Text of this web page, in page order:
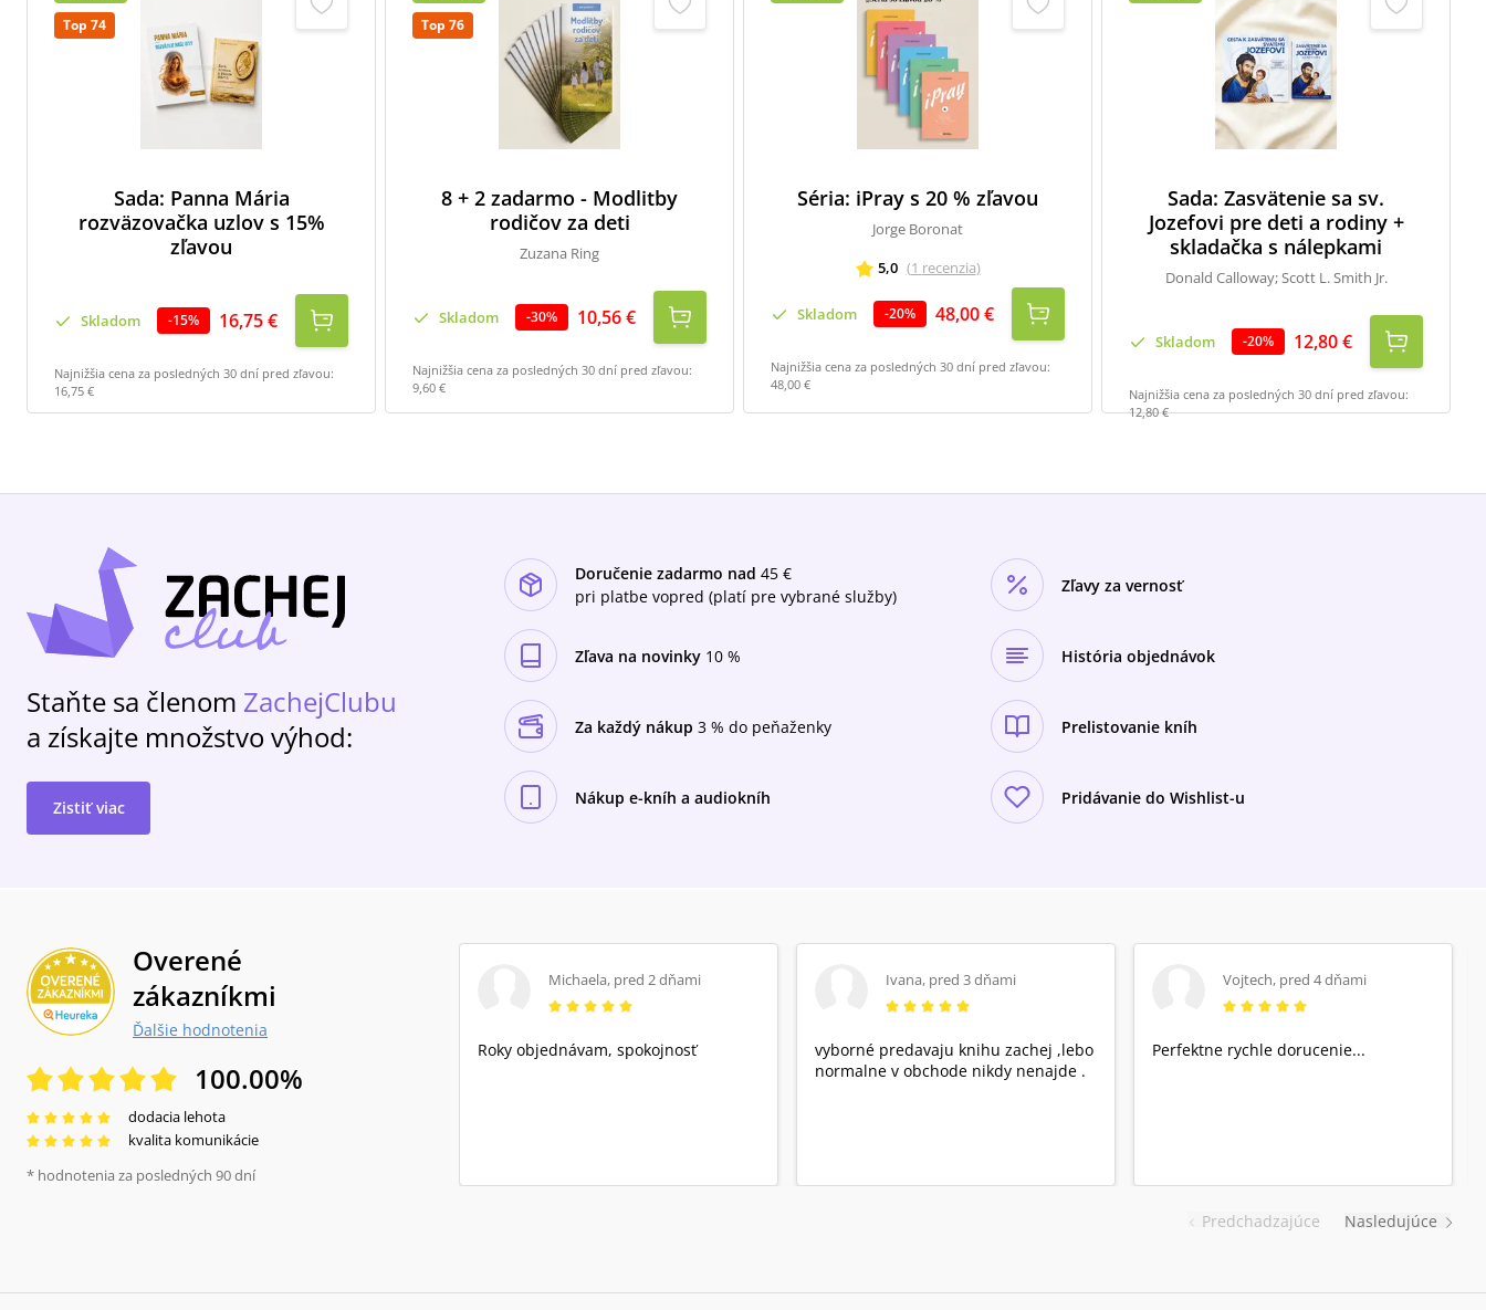
Top 74
Sada: Panna Mária
rozväzovačka uzlov s 15%
zľavou
Skladom -15% 16,75 €
Najnižšia cena za posledných 30 dní pred zľavou:
16,75 €
Top 76
8 + 2 zadarmo - Modlitby
rodičov za deti
Zuzana Ring
Skladom -30% 10,56 €
Najnižšia cena za posledných 30 dní pred zľavou:
9,60 €
Séria: iPray s 20 % zľavou
Jorge Boronat
5,0 (1 recenzia)
Skladom -20% 48,00 €
Najnižšia cena za posledných 30 dní pred zľavou:
48,00 €
Sada: Zasvätenie sa sv.
Jozefovi pre deti a rodiny +
skladačka s nálepkami
Donald Calloway; Scott L. Smith Jr.
Skladom -20% 12,80 €
Najnižšia cena za posledných 30 dní pred zľavou:
12,80 €
Staňte sa členom ZachejClubu
a získajte množstvo výhod:
Zistiť viac
Doručenie zadarmo nad 45 €
pri platbe vopred (platí pre vybrané služby)
Zľavy za vernosť
Zľava na novinky 10 % História objednávok
Za každý nákup 3 % do peňaženky Prelistovanie kníh
Nákup e-kníh a audiokníh Pridávanie do Wishlist-u
Overené
zákazníkmi
Ďalšie hodnotenia
100.00%
dodacia lehota
kvalita komunikácie
* hodnotenia za posledných 90 dní
Predchadzajúce
Michaela, pred 2 dňami
Roky objednávam, spokojnosť
Ivana, pred 3 dňami
vyborné predavaju knihu zachej ,lebo
normalne v obchode nikdy nenajde .
Vojtech, pred 4 dňami
Perfektne rychle dorucenie...
Nasledujúce